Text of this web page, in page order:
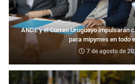
ANDE y el Correo Uruguayo impulsarán
para mipymes en todo
7 de agosto de